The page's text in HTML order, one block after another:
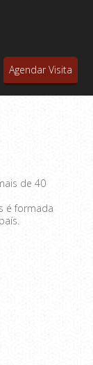
Agendar Visita
de 40
é formada